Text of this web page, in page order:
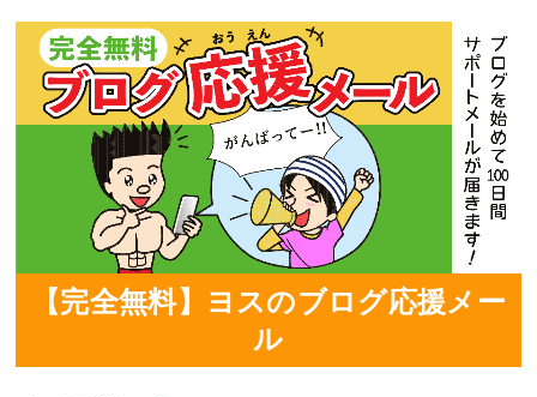
【完全無料】ヨスのブログ応援メー
ル